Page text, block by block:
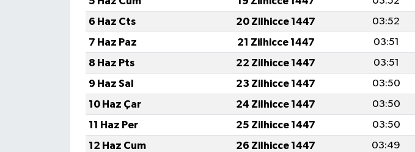
6 Haz Cts
20 Zilhicce 1447 03:52
7 Haz Paz
21 Zilhicce 1447 03:51
8 Haz Pts
22 Zilhicce 1447 03:51
9 Haz Sal
23 Zilhicce 1447 03:50
10 Haz Çar
24 Zilhicce 1447 03:50
11 Haz Per
25 Zilhicce 1447 03:50
12 Haz Cum
26 Zilhicce 1447 03:49